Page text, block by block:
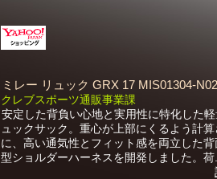
ミレー リュック GRX 17 MIS01304-
クレブスポーツ通販事業課
安定した背負い心地と実用性に特化した
ュックサック。重心が上部にくるよう計
に、高い通気性とフィット感を両立した
型ショルダーハーネスを開発しました。荷...